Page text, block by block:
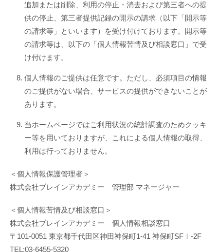
追加または削除、利用の停止・消去および第三者への提
供の停止、第三者提供記録の開示の請求（以下「開示等
の請求等」といいます）を受け付けております。開示等
の請求等は、以下の「個人情報苦情及び相談窓口」で受
け付けます。
個人情報のご提供は任意です。ただし、必須項目の情報
のご提供がない場合、サービスの提供ができないことが
あります。
当ホームページではご利用状況の統計調査のためクッキ
ー等を用いておりますが、これによる個人情報の取得、
利用は行っておりません。
＜個人情報保護管理者＞
株式会社ブレインアカデミー 管理部 マネージャー
＜個人情報苦情及び相談窓口＞
株式会社ブレインアカデミー 個人情報相談窓口
〒101-0051 東京都千代田区神田神保町1-41 神保町SFⅠ-2F
TEL:03-6455-5320